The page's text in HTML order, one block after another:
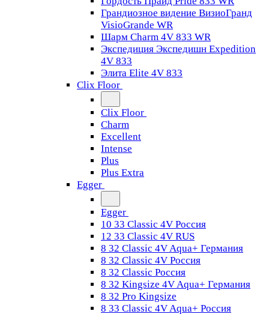
Грандиозное видение ВизиоГранд
VisioGrande WR
Шарм Charm 4V 833 WR
Экспедиция Экспедишн Expedition
4V 833
Элита Elite 4V 833
Clix Floor
Clix Floor
Charm
Excellent
Intense
Plus
Plus Extra
Egger
Egger
10 33 Classic 4V Россия
12 33 Classic 4V RUS
8 32 Classic 4V Aqua+ Германия
8 32 Classic 4V Россия
8 32 Classic Россия
8 32 Kingsize 4V Aqua+ Германия
8 32 Pro Kingsize
8 33 Classic 4V Aqua+ Россия